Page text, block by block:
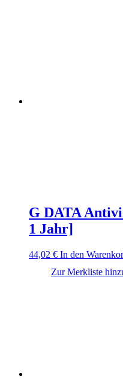
G DATA
1 Jahr]
44,02 € In den
Zur Merkliste